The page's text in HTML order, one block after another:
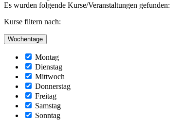
Es wurden folgende Kurse/Veranstaltungen gefunden:
Kurse filtern nach:
Wochentage
Montag
Dienstag
Mittwoch
Donnerstag
Freitag
Samstag
Sonntag